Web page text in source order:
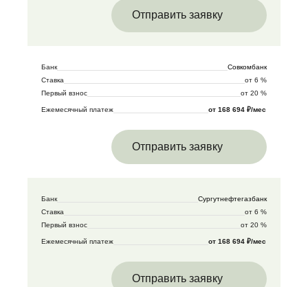
Отправить заявку
Банк
Совкомбанк
Ставка
от 6 %
Первый взнос
от 20 %
Ежемесячный платеж от 168 694 ₽/мес
Отправить заявку
Банк
Сургутнефтегазбанк
Ставка
от 6 %
Первый взнос
от 20 %
Ежемесячный платеж от 168 694 ₽/мес
Отправить заявку